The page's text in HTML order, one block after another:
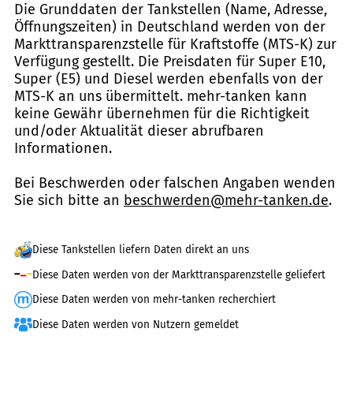
Die Grunddaten der Tankstellen (Name, Adresse,
Öffnungszeiten) in Deutschland werden von der
Markttransparenzstelle für Kraftstoffe (MTS-K) zur
Verfügung gestellt. Die Preisdaten für Super E10,
Super (E5) und Diesel werden ebenfalls von der
MTS-K an uns übermittelt. mehr-tanken kann
keine Gewähr übernehmen für die Richtigkeit
und/oder Aktualität dieser abrufbaren
Informationen.
Bei Beschwerden oder falschen Angaben wenden
Sie sich bitte an beschwerden@mehr-tanken.de.
Diese Tankstellen liefern Daten direkt an uns
Diese Daten werden von der Markttransparenzstelle geliefert
Diese Daten werden von mehr-tanken recherchiert
Diese Daten werden von Nutzern gemeldet